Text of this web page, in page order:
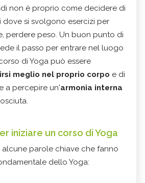
non è proprio come decidere di
si svolgono esercizi per
perdere peso. Un buon punto di
il passo per entrare nel luogo
di Yoga può essere
meglio nel proprio corpo e di
a percepire un'armonia interna
iniziare un corso di Yoga
parole chiave che fanno
dello Yoga: